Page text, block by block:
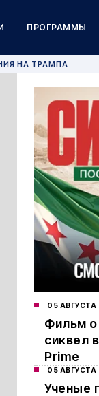
ПРОГРАММЫ
НА ТРАМПА
05 АВГУСТА
Фильм о
сиквел
Prime
05 АВГУСТА
Ученые